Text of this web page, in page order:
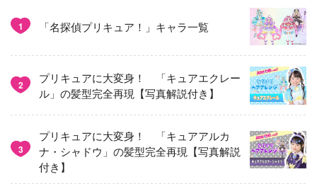
1 「名探偵プリキュア！」キャラ一覧
2
プリキュアに大変身！ 「キュアエクレー
ル」の髪型完全再現【写真解説付き】
3
プリキュアに大変身！ 「キュアアルカ
ナ・シャドウ」の髪型完全再現【写真解説
付き】